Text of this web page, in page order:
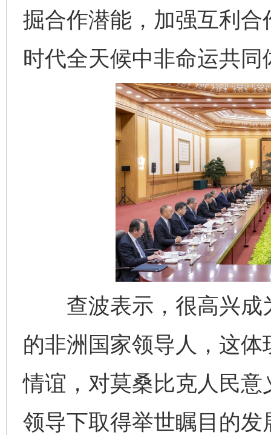
掘合作潜能，加强互利
时代全天候中非命运共同
查波表示，很高兴成
的非洲国家领导人，这
情谊，对莫桑比克人民
领导下取得举世瞩目的